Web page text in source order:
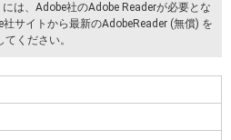
は、Adobe社のAdobe Readerが必要とな
サイトから最新のAdobeReader (無償) を
ください。